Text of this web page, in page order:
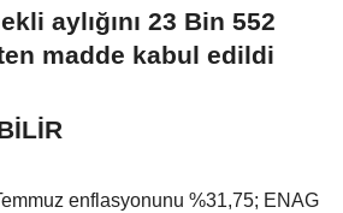
aylığını 23 Bin 552
madde kabul edildi
enflasyonunu %31,75; ENAG